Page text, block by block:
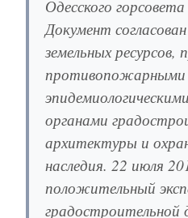
Одесского
Документ
земельных
противопожарными
органами
архитектуры и
наследия. 22 июля
положительный
градостроительной